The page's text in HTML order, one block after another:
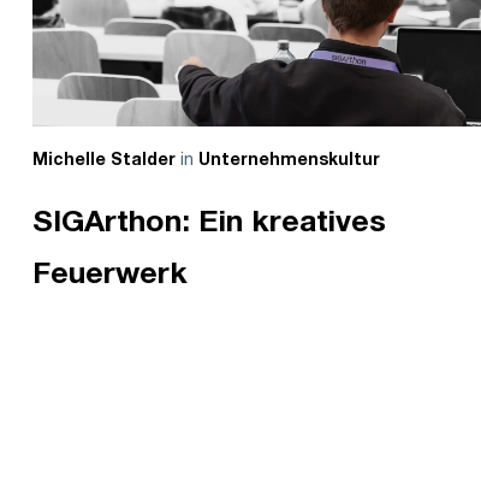
Michelle Stalderin Unternehmenskultur
SIGArthon: Ein kreatives
Feuerwerk